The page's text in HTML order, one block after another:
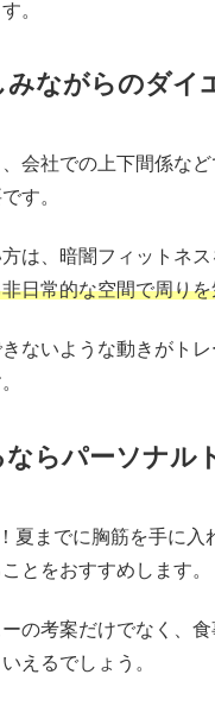
。
ながらのダイ
会社での上下間係な
す。
は、暗闇フィットネス
日常的な空間で周り
ないような動きがト
ならパーソナル
夏までに胸筋を手に
とをおすすめします。
の考案だけでなく、
えるでしょう。